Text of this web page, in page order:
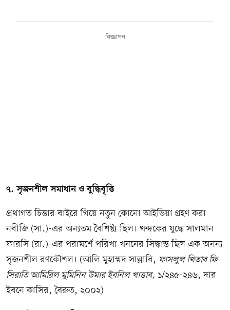
বিজ্ঞাপন
৭. সৃজনশীল সমাধান ও বুদ্ধিবৃত্তি
প্রথাগত চিন্তার বাইরে গিয়ে নতুন কোনো আইডিয়া গ্রহণ করা
নবীজি (সা.)-এর অন্যতম বৈশিষ্ট্য ছিল। খন্দকের যুদ্ধে সালমান
ফারসি (রা.)-এর পরামর্শে পরিখা খননের সিদ্ধান্ত ছিল এক অনন্য
সৃজনশীল রণকৌশল। (আলি মুহাম্মদ সাল্লাবি, ফাসলুল খিতাব ফি
সিরাতি আমিরিল মুমিনিন উমার ইবনিল খাত্তাব, ১/২৪৫-২৪৬, দার
ইবনে কাসির, বৈরুত, ২০০২)